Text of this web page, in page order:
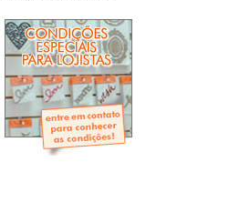
- Embalagens
- Máscaras
- Espátulas
- Diversos
Álbuns
- Mini-Álbuns
- Páginas Mini
- Páginas Scrap
- Argolas